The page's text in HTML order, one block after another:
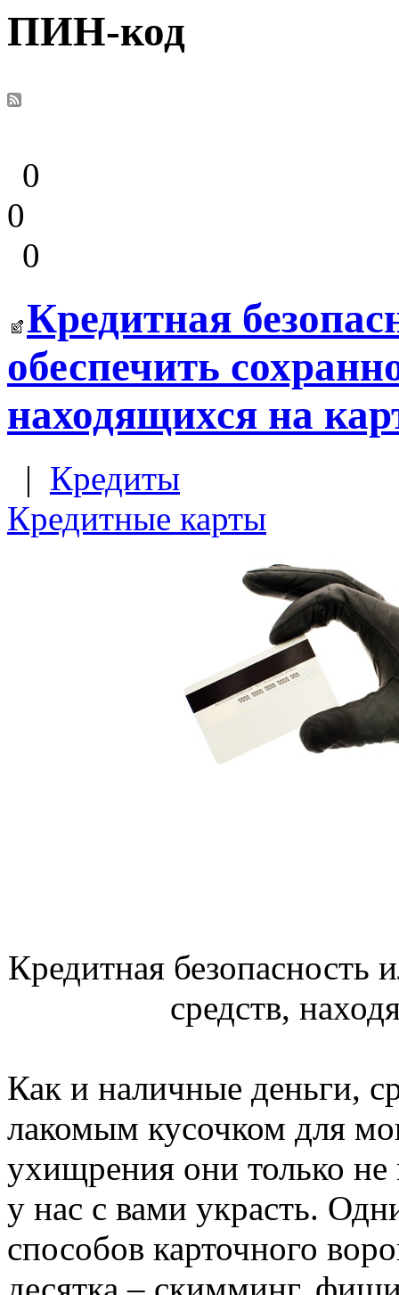
ПИН-код
0
0
0
Кредитная
обеспечить
находящихся на
| Кредиты
Кредитные карты
Кредитная безопасность
средств,
Как и наличные деньги,
лакомым кусочком для
ухищрения они только не
у нас с вами украсть.
способов карточного